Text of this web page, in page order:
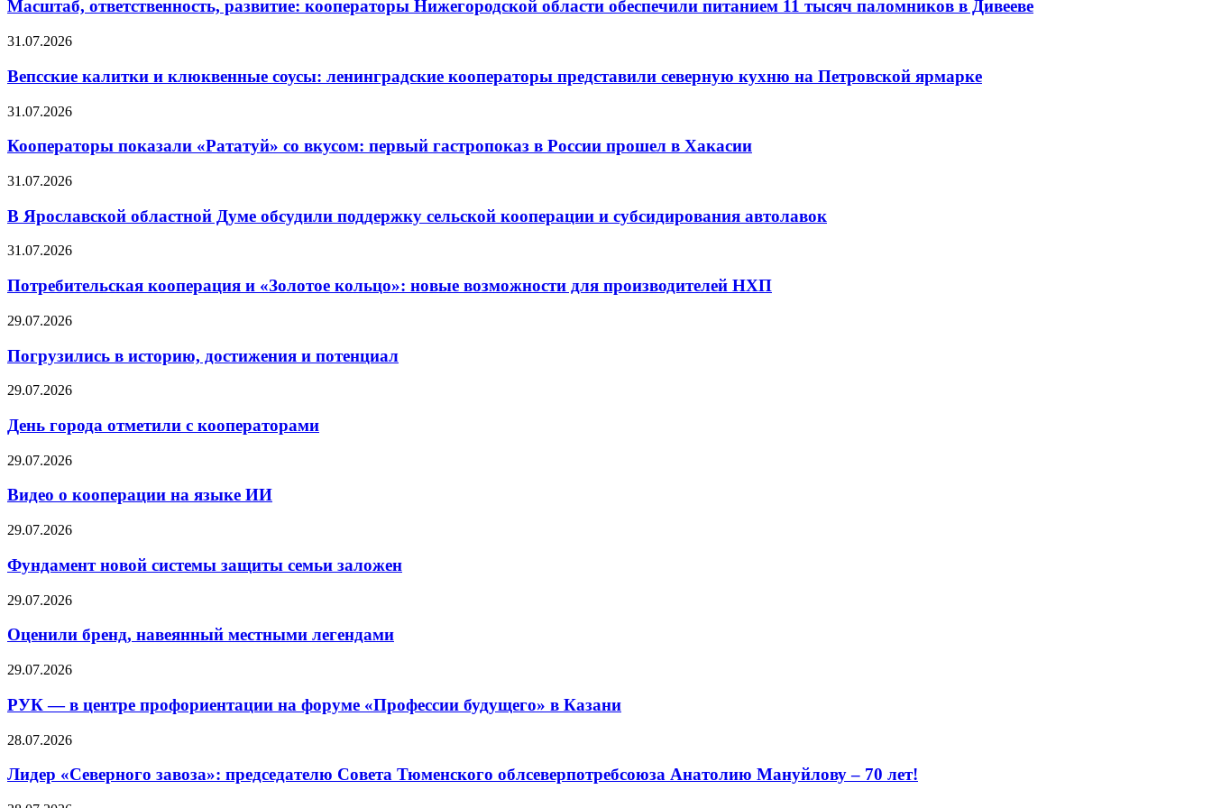
Масштаб, ответственность, развитие: кооператоры Нижегородской области обеспечили питанием 11 тысяч паломников в Дивееве
31.07.2026
Вепсские калитки и клюквенные соусы: ленинградские кооператоры представили северную кухню на Петровской ярмарке
31.07.2026
Кооператоры показали «Рататуй» со вкусом: первый гастропоказ в России прошел в Хакасии
31.07.2026
В Ярославской областной Думе обсудили поддержку сельской кооперации и субсидирования автолавок
31.07.2026
Потребительская кооперация и «Золотое кольцо»: новые возможности для производителей НХП
29.07.2026
Погрузились в историю, достижения и потенциал
29.07.2026
День города отметили с кооператорами
29.07.2026
Видео о кооперации на языке ИИ
29.07.2026
Фундамент новой системы защиты семьи заложен
29.07.2026
Оценили бренд, навеянный местными легендами
29.07.2026
РУК — в центре профориентации на форуме «Профессии будущего» в Казани
28.07.2026
Лидер «Северного завоза»: председателю Совета Тюменского облсеверпотребсоюза Анатолию Мануйлову – 70 лет!